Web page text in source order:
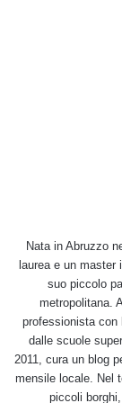
Nata in Abruzzo
laurea e un master
suo piccolo
metropolitana.
professionista con
dalle scuole
2011, cura un blog
mensile locale. Nel
piccoli